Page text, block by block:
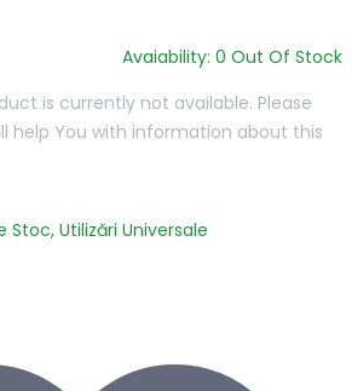
Avaiability: 0 Out Of Stock
is currently not available. Please
help You with information about this
Stoc, Utilizări Universale